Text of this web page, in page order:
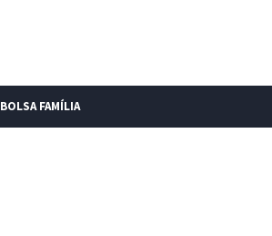
BOLSA FAMÍLIA